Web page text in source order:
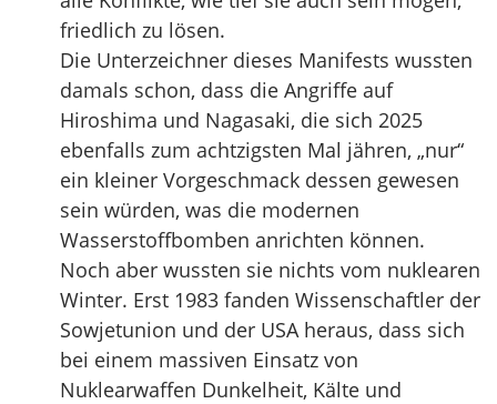
friedlich zu lösen.
Die Unterzeichner dieses Manifests wussten
damals schon, dass die Angriffe auf
Hiroshima und Nagasaki, die sich 2025
ebenfalls zum achtzigsten Mal jähren, „nur“
ein kleiner Vorgeschmack dessen gewesen
sein würden, was die modernen
Wasserstoffbomben anrichten können.
Noch aber wussten sie nichts vom nuklearen
Winter. Erst 1983 fanden Wissenschaftler der
Sowjetunion und der USA heraus, dass sich
bei einem massiven Einsatz von
Nuklearwaffen Dunkelheit, Kälte und